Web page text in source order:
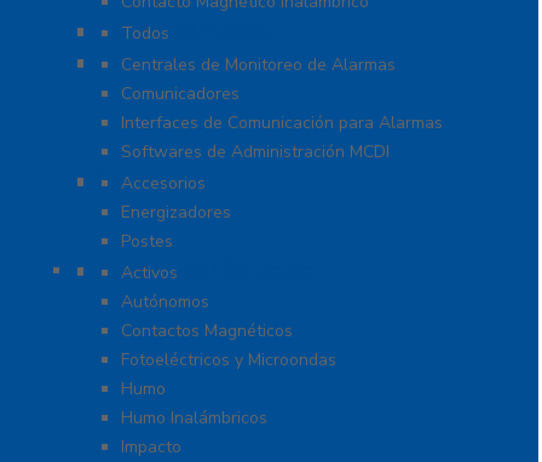
Control de Acceso
Todos
Centrales de Monitoreo
Centrales de Monitoreo de Alarmas
Comunicadores
Interfaces de Comunicación para Alarmas
Softwares de Administración MCDI
Cercas
Accesorios
Energizadores
Postes
Detectores / Sensores
Activos
Autónomos
Contactos Magnéticos
Fotoeléctricos y Microondas
Humo
Humo Inalámbricos
Impacto